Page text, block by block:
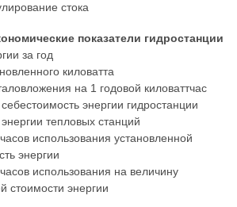
стока
показатели гидростанции
за год
киловатта
на 1 годовой киловаттчас
энергии гидростанции
тепловых станций
использования установленной
энергии
использования на величину
стоимости энергии